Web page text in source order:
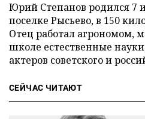
Юрий Степанов родился 7
поселке Рысьево, в 150
Отец работал агрономом,
школе естественные
актеров советского и
СЕЙЧАС ЧИТАЮТ